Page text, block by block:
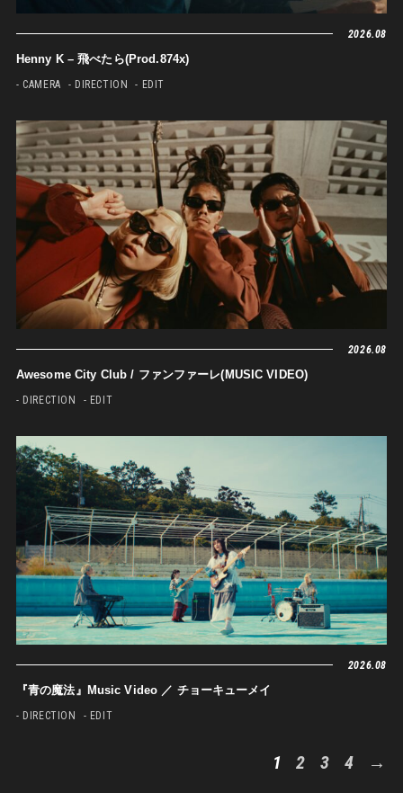
2026.08
Henny K – 飛べたら(Prod.874x)
- CAMERA - DIRECTION - EDIT
2026.08
Awesome City Club / ファンファーレ(MUSIC VIDEO)
- DIRECTION - EDIT
2026.08
『青の魔法』Music Video ／ チョーキューメイ
- DIRECTION - EDIT
1 2 3 4 →